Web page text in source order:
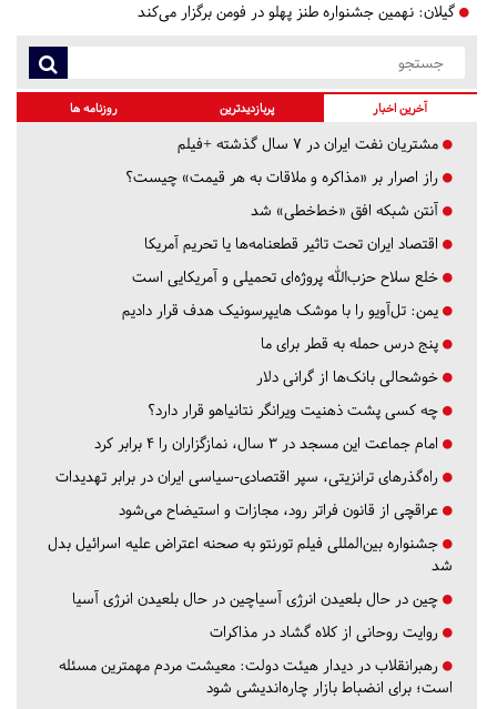
گیلان: نهمین جشنواره طنز پهلو در فومن برگزار می‌کند
آخرین اخبار پربازدیدترین روزنامه ها
مشتریان نفت ایران در ۷ سال گذشته +فیلم
راز اصرار بر «مذاکره و ملاقات به هر قیمت» چیست؟
آنتن شبکه افق «خط‌خطی» شد
اقتصاد ایران تحت تاثیر قطعنامه‌ها یا تحریم‌ آمریکا
خلع سلاح حزب‌الله پروژه‌ای تحمیلی و آمریکایی است
یمن: تل‌آویو را با موشک هایپرسونیک هدف قرار دادیم
پنج درس‌ حمله به قطر برای ما
خوشحالی بانک‌ها از گرانی دلار
چه کسی پشت ذهنیت ویرانگر نتانیاهو قرار دارد؟
امام جماعت این مسجد در ۳ سال، نمازگزاران را ۴ برابر کرد
راه‌گذرهای ترانزیتی، سپر اقتصادی-سیاسی ایران در برابر تهدیدات
عراقچی از قانون فراتر رود، مجازات و استیضاح می‌شود
جشنواره بین‌المللی فیلم تورنتو به صحنه اعتراض علیه اسرائیل بدل
شد
چین در حال بلعیدن انرژی آسیاچین در حال بلعیدن انرژی آسیا
روایت روحانی از کلاه گشاد در مذاکرات
رهبرانقلاب در دیدار هیئت دولت: معیشت مردم مهمترین مسئله
است؛ برای انضباط بازار چاره‌اندیشی شود